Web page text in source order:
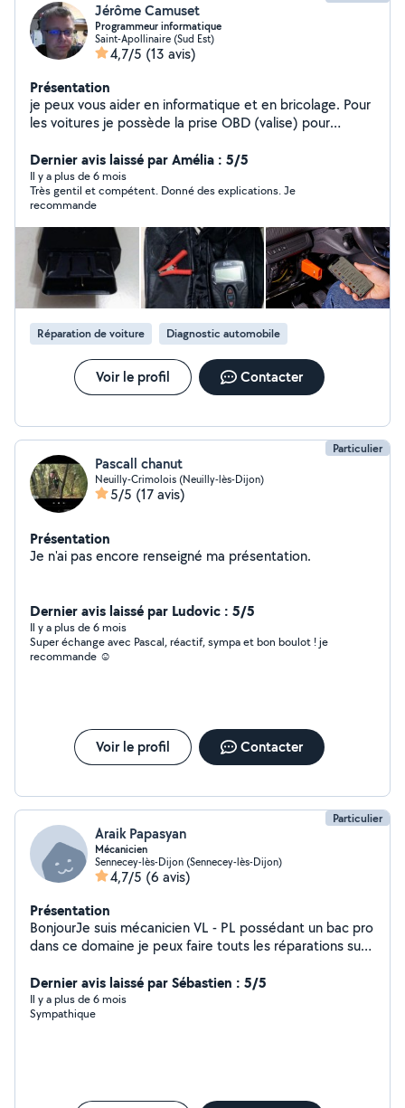
Jérôme Camuset
Programmeur informatique
Saint-Apollinaire (Sud Est)
4,7/5 (13 avis)
Présentation
je peux vous aider en informatique et en bricolage. Pour
les voitures je possède la prise OBD (valise) pour
marques ainsi qu'un testeur de batterie de voiture. J'ai
aussi le logiciel pour mettre à jour le GPS des voitures
de la marque HYUNDAI et KIA.
Dernier avis laissé par Amélia : 5/5
Il y a plus de 6 mois
Très gentil et compétent. Donné des explications. Je
recommande
Réparation de voiture Diagnostic automobile
Voir le profil Contacter
Particulier
Pascall chanut
Neuilly-Crimolois (Neuilly-lès-Dijon)
5/5 (17 avis)
Présentation
Je n'ai pas encore renseigné ma présentation.
Dernier avis laissé par Ludovic : 5/5
Il y a plus de 6 mois
Super échange avec Pascal, réactif, sympa et bon boulot ! je
recommande ☺️
Voir le profil Contacter
Particulier
Araik Papasyan
Mécanicien
Sennecey-lès-Dijon (Sennecey-lès-Dijon)
4,7/5 (6 avis)
Présentation
BonjourJe suis mécanicien VL - PL possédant un bac pro
dans ce domaine je peux faire touts les réparations sur
peinture dans la maison, réparation de portable ( écran
haut parleur antenne wifi) ....
Dernier avis laissé par Sébastien : 5/5
Il y a plus de 6 mois
Sympathique